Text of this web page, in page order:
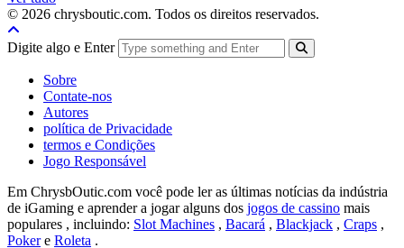
© 2026 chrysboutic.com. Todos os direitos reservados.
Digite algo e Enter
Sobre
Contate-nos
Autores
política de Privacidade
termos e Condições
Jogo Responsável
Em ChrysbOutic.com você pode ler as últimas notícias da indústria
de iGaming e aprender a jogar alguns dos jogos de cassino mais
populares , incluindo: Slot Machines , Bacará , Blackjack , Craps ,
Pokere Roleta .